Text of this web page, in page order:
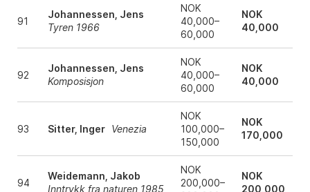
91
Johannessen, Jens
Tyren 1966
NOK
40,000–
60,000
NOK
40,000
92
Johannessen, Jens
Komposisjon
NOK
40,000–
60,000
NOK
40,000
93 Sitter, Inger Venezia
NOK
100,000–
150,000
NOK
170,000
94
Weidemann, Jakob
Inntrykk fra naturen 1985
NOK
200,000–
NOK
200,000